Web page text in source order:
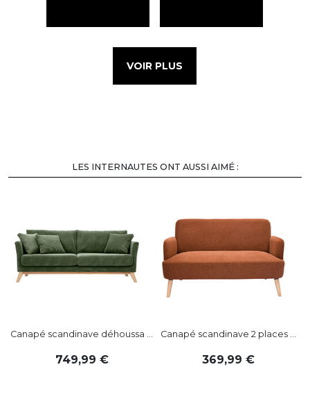
VOIR PLUS
LES INTERNAUTES ONT AUSSI AIMÉ :
Canapé scandinave déhoussa ...
749,99
Canapé scandinave 2 places ...
369,99